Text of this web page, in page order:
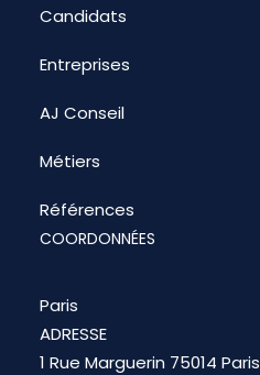
Candidats
Entreprises
AJ Conseil
Métiers
Références
COORDONNÉES
Paris
ADRESSE
1 Rue Marguerin 75014 Paris